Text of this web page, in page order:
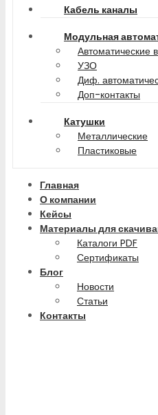
Кабель каналы
Модульная
Автоматические
УЗО
Диф.
Доп-контакты
Катушки
Металлические
Пластиковые
Главная
О компании
Кейсы
Материалы для
Каталоги PDF
Сертификаты
Блог
Новости
Статьи
Контакты